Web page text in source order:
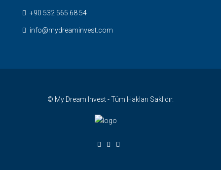
+90 532 565 68 54
info@mydreaminvest.com
© My Dream Invest - Tüm Hakları Saklıdır.